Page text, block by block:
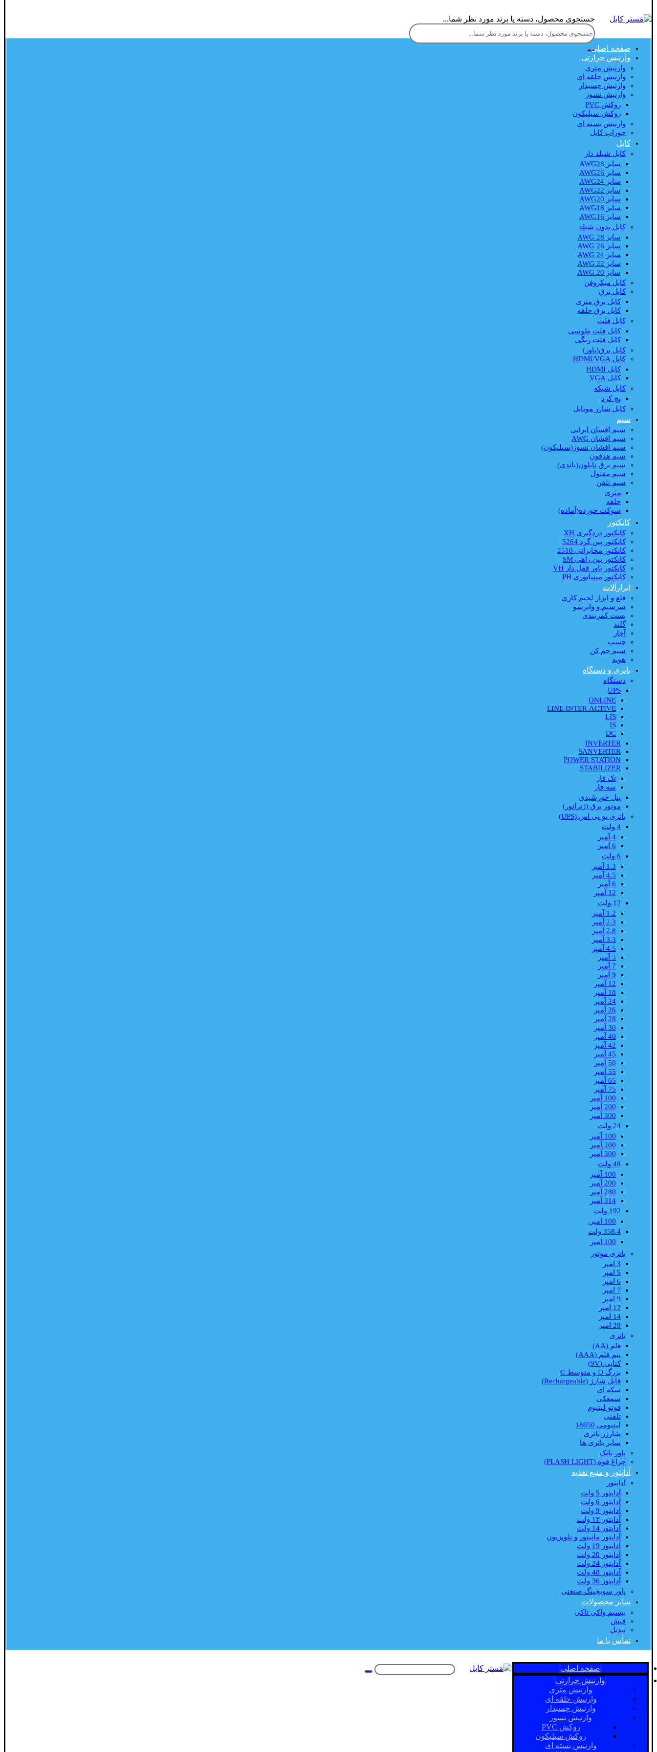
جستجوی محصول، دسته یا برند مورد نظر شما...
صفحه اصلی
وارنیش حرارتی
وارنیش متری
وارنیش حلقه ای
وارنیش چسبدار
وارنیش نسوز
روکش PVC
روکش سیلیکون
وارنیش بسته ای
جوراب کابل
کابل
کابل شیلد دار
سایز AWG28
سایز AWG26
سایز AWG24
سایز AWG22
سایز AWG20
سایز AWG18
سایز AWG16
کابل بدون شیلد
سایز AWG 28
سایز AWG 26
سایز AWG 24
سایز AWG 22
سایز AWG 20
کابل میکروفن
کابل برق
کابل برق متری
کابل برق حلقه
کابل فلت
کابل فلت طوسی
کابل فلت رنگی
کابل برق(پاور)
کابل HDMI/VGA
کابل HDMI
کابل VGA
کابل شبکه
پچ کرد
کابل شارژ موبایل
سیم
سیم افشان ایرانی
سیم افشان AWG
سیم افشان نسوز(سیلیکون)
سیم هدفون
سیم برق نایلون(باندی)
سیم مفتول
سیم تلفن
متری
حلقه
سوکت خورده(آماده)
کانکتور
کانکتور دزدگیری XH
کانکتور پین گرد 5264
کانکتور مخابراتی 2510
کانکتور بین راهی SM
کانکتور پاور قفل دار VH
کانکتور مینیاتوری PH
ابزارآلات
قلع و ابزار لحیم کاری
سرسیم و وایرشو
بست کمربندی
گلند
آچار
چسب
سیم جم کن
هویه
باتری و دستگاه
دستگاه
UPS
ONLINE
LINE INTER ACTIVE
LIS
IS
DC
INVERTER
SANVERTER
POWER STATION
STABILIZER
تک فاز
سه فاز
پنل خورشیدی
موتور برق (ژنراتور)
باتری یو پی اس (UPS)
4 ولت
4 آمپر
6 آمپر
6 ولت
1.3 آمپر
4.5 آمپر
6 آمپر
12 آمپر
12 ولت
1.2 آمپر
2.3 آمپر
2.8 آمپر
3.3 آمپر
4.5 آمپر
5 آمپر
7 آمپر
9 آمپر
12 آمپر
18 آمپر
24 آمپر
26 آمپر
28 آمپر
30 آمپر
40 آمپر
42 آمپر
45 آمپر
50 آمپر
55 آمپر
65 آمپر
75 آمپر
100 آمپر
200 آمپر
300 آمپر
24 ولت
100 آمپر
200 آمپر
300 آمپر
48 ولت
100 آمپر
200 آمپر
280 آمپر
314 آمپر
192 ولت
100 امپر.
358.4 ولت
100 امپر
باتری موتور
3 امپر
5 امپر
6 امپر
7 امپر
9 امپر
12 امپر
14 امپر
28 امپر
باتری
قلم (AA)
نیم قلم (AAA)
کتابی (9V)
بزرگ D و متوسط C
قابل شارژ (Rechargeable)
سکه ای
سمعکی
فوتو لیتیوم
تلفنی
لیتیومی 18650
شارژر باتری
سایر باتری ها
پاور بانک
چراغ قوه (FLASH LIGHT)
آداپتور و منبع تغذیه
آداپتور
آداپتور 5 ولت
آداپتور 6 ولت
آداپتور 9 ولت
آداپتور ۱۲ ولت
آداپتور 14 ولت
آداپتور مانیتور و تلویزیون
آداپتور 19 ولت
آداپتور 20 ولت
آداپتور 24 ولت
آداپتور 48 ولت
آداپتور 36 ولت
پاور سویچینگ صنعتی
سایر محصولات
بیسیم واکی تاکی
فیش
تبدیل
تماس با ما
صفحه اصلی
وارنیش حرارتی
وارنیش متری
وارنیش حلقه ای
وارنیش چسبدار
وارنیش نسوز
روکش PVC
روکش سیلیکون
وارنیش بسته ای